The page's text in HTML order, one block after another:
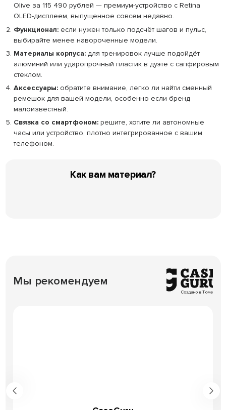
Olive за 115 490 рублей — премиум-устройство с Retina
OLED-дисплеем, выпущенное совсем недавно.
Функционал: если нужен только подсчёт шагов и пульс,
выбирайте менее навороченные модели.
Материалы корпуса: для тренировок лучше подойдёт
алюминий или ударопрочный пластик в дуэте с сапфировым
стеклом.
Аксессуары: обратите внимание, легко ли найти сменный
ремешок для вашей модели, особенно если бренд
малоизвестный.
Связка со смартфоном: решите, хотите ли автономные
часы или устройство, плотно интегрированное с вашим
телефоном.
Как вам материал?
Мы рекомендуем